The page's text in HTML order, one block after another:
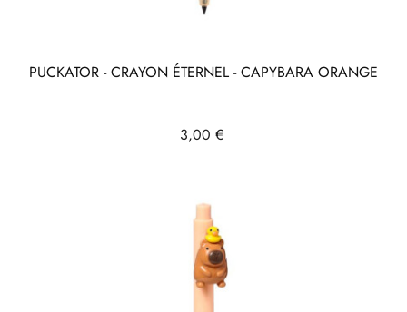
PUCKATOR - CRAYON ÉTERNEL - CAPYBARA ORANGE
Prix
3,00 €